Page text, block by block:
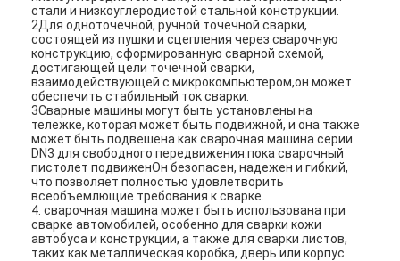
стали и низкоуглеродистой стальной конструкции.
2Для одноточечной, ручной точечной сварки,
состоящей из пушки и сцепления через сварочную
конструкцию, сформированную сварной схемой,
достигающей цели точечной сварки,
взаимодействующей с микрокомпьютером,он может
обеспечить стабильный ток сварки.
3Сварные машины могут быть установлены на
тележке, которая может быть подвижной, и она также
может быть подвешена как сварочная машина серии
DN3 для свободного передвижения.пока сварочный
пистолет подвиженОн безопасен, надежен и гибкий,
что позволяет полностью удовлетворить
всеобъемлющие требования к сварке.
4. сварочная машина может быть использована при
сварке автомобилей, особенно для сварки кожи
автобуса и конструкции, а также для сварки листов,
таких как металлическая коробка, дверь или корпус.